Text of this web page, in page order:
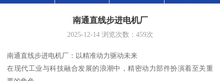
南通直线步进电机厂
2025-12-14浏览次数： 459次
南通直线步进电机厂：以精准动力驱动未来
在现代工业与科技融合发展的浪潮中，精密动力部件扮演着至关重